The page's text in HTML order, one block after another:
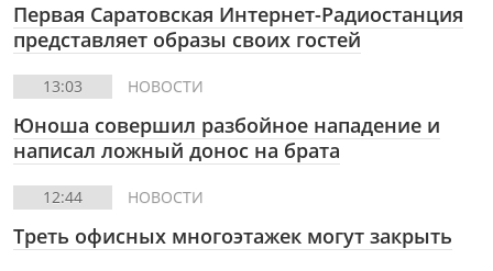
Первая Саратовская Интернет-Радиостанция
представляет образы своих гостей
13:03 НОВОСТИ
Юноша совершил разбойное нападение и
написал ложный донос на брата
12:44 НОВОСТИ
Треть офисных многоэтажек могут закрыть